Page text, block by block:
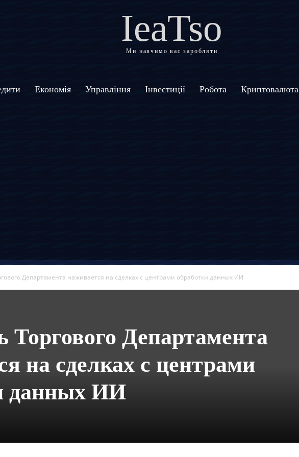
IeaTso
Ми навчимо вас заробляти
Економія Управління Інвестиції Робота Криптовалюта
Департамента наживается на сделках с центрами обработки данных ИИ
Торгового Департамента
на сделках с центрами
данных ИИ